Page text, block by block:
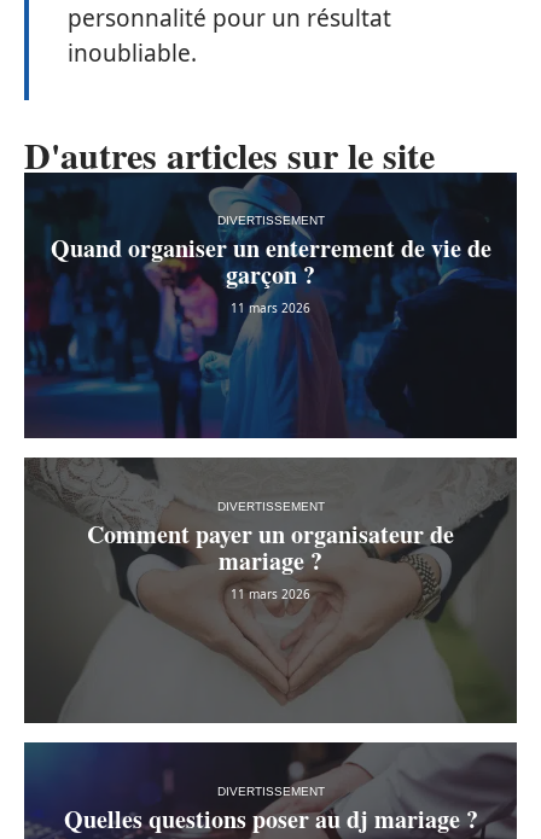
personnalité pour un résultat
inoubliable.
D'autres articles sur le site
DIVERTISSEMENT
Quand organiser un enterrement de vie de
garçon ?
11 mars 2026
DIVERTISSEMENT
Comment payer un organisateur de
mariage ?
11 mars 2026
DIVERTISSEMENT
Quelles questions poser au dj mariage ?